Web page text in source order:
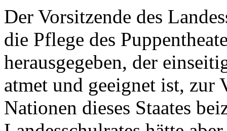
Der Vorsitzende des
die Pflege des
herausgegeben, der
atmet und geeignet ist, zur
Nationen dieses Staates